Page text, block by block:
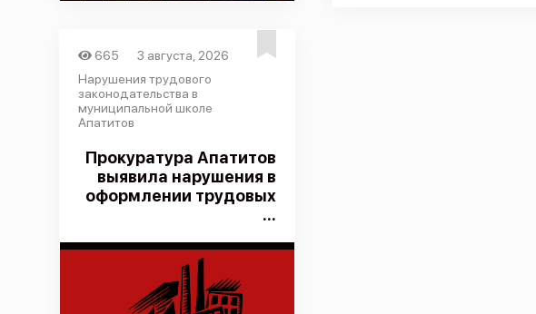
665
3 августа, 2026
Нарушения трудового
законодательства в
муниципальной школе
Апатитов
Прокуратура Апатитов
выявила нарушения в
оформлении трудовых
...